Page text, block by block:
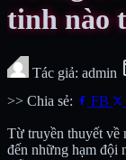
tinh nào
Tác giả: admin
>> Chia sẻ:
FB
Từ truyền thuyết về
đến những hạm đội